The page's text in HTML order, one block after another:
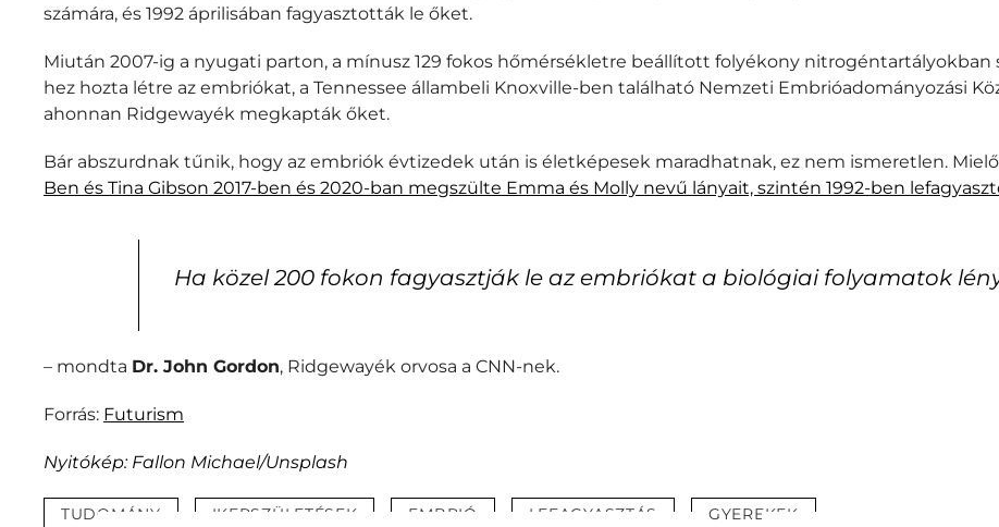
számára, és 1992 áprilisában fagyasztották le őket.
Miután 2007-ig a nyugati parton, a mínusz 129 fokos hőmérsékletre beállított folyékony nitrogéntartályokban
hez hozta létre az embriókat, a Tennessee állambeli Knoxville-ben található Nemzeti Embrióadományozási
ahonnan Ridgewayék megkapták őket.
Bár abszurdnak tűnik, hogy az embriók évtizedek után is életképesek maradhatnak, ez nem ismeretlen.
Ben és Tina Gibson 2017-ben és 2020-ban megszülte Emma és Molly nevű lányait, szintén 1992-ben
Ha közel 200 fokon fagyasztják le az embriókat a biológiai folyamatok
– mondta Dr. John Gordon, Ridgewayék orvosa a CNN-nek.
Forrás: Futurism
Nyitókép: Fallon Michael/Unsplash
TUDOMÁNY IKERSZÜLETÉSEK EMBRIÓ LEFAGYASZTÁS GYEREKEK